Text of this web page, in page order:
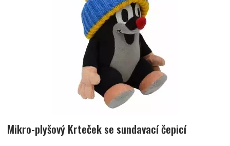
Mikro-plyšový Krteček se sundavací čepicí